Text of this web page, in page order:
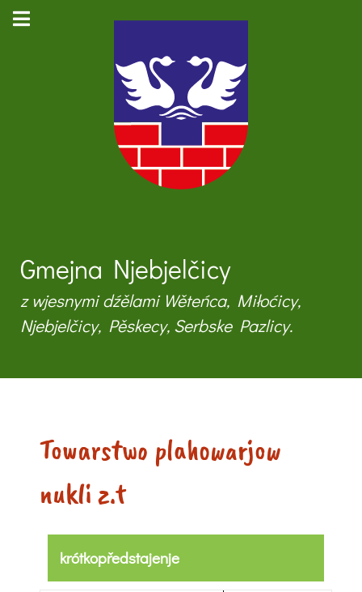
Gmejna Njebjelčicy
z wjesnymi dźělami Wěteńca, Miłoćicy,
Njebjelčicy, Pěskecy, Serbske Pazlicy.
Towarstwo plahowarjow
nukli z.t
krótkopředstajenje